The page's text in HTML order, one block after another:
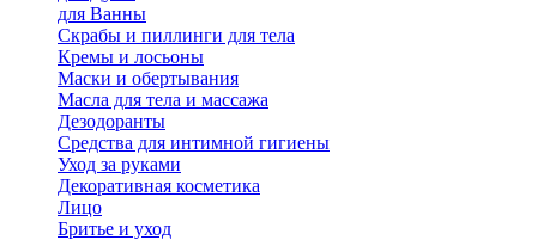
для Ванны
Скрабы и пиллинги для тела
Кремы и лосьоны
Маски и обертывания
Масла для тела и массажа
Дезодоранты
Средства для интимной гигиены
Уход за руками
Декоративная косметика
Лицо
Бритье и уход